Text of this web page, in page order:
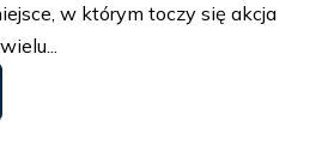
w którym toczy się akcja